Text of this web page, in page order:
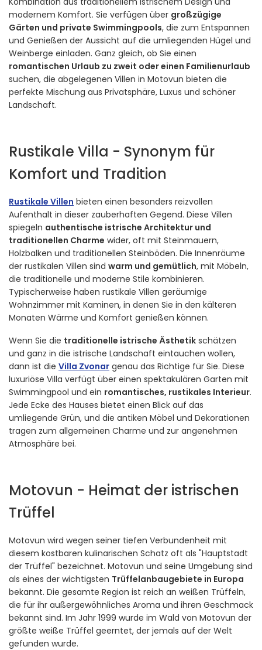
modernem Komfort. Sie verfügen über großzügige
Gärten und private Swimmingpools, die zum Entspannen
und Genießen der Aussicht auf die umliegenden Hügel und
Weinberge einladen. Ganz gleich, ob Sie einen
romantischen Urlaub zu zweit oder einen Familienurlaub
suchen, die abgelegenen Villen in Motovun bieten die
perfekte Mischung aus Privatsphäre, Luxus und schöner
Landschaft.
Rustikale Villa - Synonym für
Komfort und Tradition
Rustikale Villen bieten einen besonders reizvollen
Aufenthalt in dieser zauberhaften Gegend. Diese Villen
spiegeln authentische istrische Architektur und
traditionellen Charme wider, oft mit Steinmauern,
Holzbalken und traditionellen Steinböden. Die Innenräume
der rustikalen Villen sind warm und gemütlich, mit Möbeln,
die traditionelle und moderne Stile kombinieren.
Typischerweise haben rustikale Villen geräumige
Wohnzimmer mit Kaminen, in denen Sie in den kälteren
Monaten Wärme und Komfort genießen können.
Wenn Sie die traditionelle istrische Ästhetik schätzen
und ganz in die istrische Landschaft eintauchen wollen,
dann ist die Villa Zvonar genau das Richtige für Sie. Diese
luxuriöse Villa verfügt über einen spektakulären Garten mit
Swimmingpool und ein romantisches, rustikales Interieur.
Jede Ecke des Hauses bietet einen Blick auf das
umliegende Grün, und die antiken Möbel und Dekorationen
tragen zum allgemeinen Charme und zur angenehmen
Atmosphäre bei.
Motovun - Heimat der istrischen
Trüffel
Motovun wird wegen seiner tiefen Verbundenheit mit
diesem kostbaren kulinarischen Schatz oft als "Hauptstadt
der Trüffel" bezeichnet. Motovun und seine Umgebung sind
als eines der wichtigsten Trüffelanbaugebiete in Europa
bekannt. Die gesamte Region ist reich an weißen Trüffeln,
die für ihr außergewöhnliches Aroma und ihren Geschmack
bekannt sind. Im Jahr 1999 wurde im Wald von Motovun der
größte weiße Trüffel geerntet, der jemals auf der Welt
gefunden wurde.